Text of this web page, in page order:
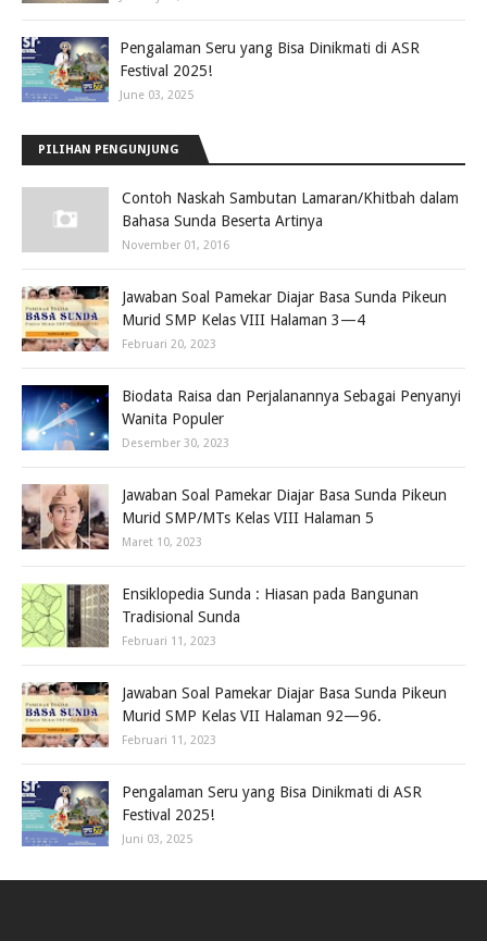
Pengalaman Seru yang Bisa Dinikmati di ASR
Festival 2025!
June 03, 2025
PILIHAN PENGUNJUNG
Contoh Naskah Sambutan Lamaran/Khitbah dalam
Bahasa Sunda Beserta Artinya
November 01, 2016
Jawaban Soal Pamekar Diajar Basa Sunda Pikeun
Murid SMP Kelas VIII Halaman 3—4
Februari 20, 2023
Biodata Raisa dan Perjalanannya Sebagai Penyanyi
Wanita Populer
Desember 30, 2023
Jawaban Soal Pamekar Diajar Basa Sunda Pikeun
Murid SMP/MTs Kelas VIII Halaman 5
Maret 10, 2023
Ensiklopedia Sunda : Hiasan pada Bangunan
Tradisional Sunda
Februari 11, 2023
Jawaban Soal Pamekar Diajar Basa Sunda Pikeun
Murid SMP Kelas VII Halaman 92—96.
Februari 11, 2023
Pengalaman Seru yang Bisa Dinikmati di ASR
Festival 2025!
Juni 03, 2025